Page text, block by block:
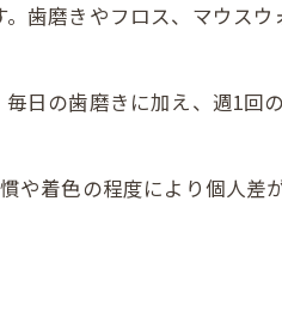
歯磨きやフロス、マウス
日の歯磨きに加え、週1回
着色の程度により個人差